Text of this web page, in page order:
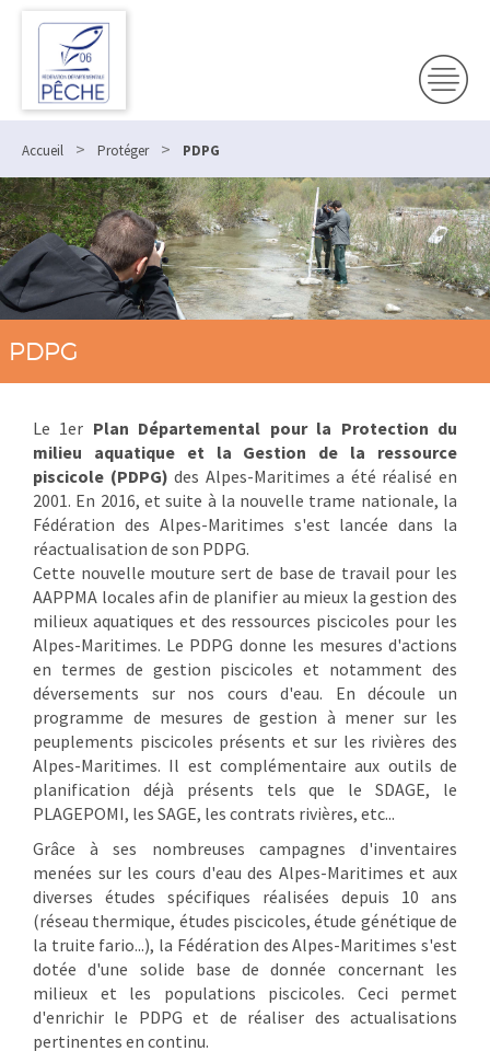
Accueil > Protéger > PDPG
PDPG
Le 1er Plan Départemental pour la Protection du
milieu aquatique et la Gestion de la ressource
piscicole (PDPG)des Alpes-Maritimes a été réalisé en
2001. En 2016, et suite à la nouvelle trame nationale, la
Fédération des Alpes-Maritimes s'est lancée dans la
réactualisation de son PDPG.
Cette nouvelle mouture sert de base de travail pour les
AAPPMA locales afin de planifier au mieux la gestion des
milieux aquatiques et des ressources piscicoles pour les
Alpes-Maritimes. Le PDPG donne les mesures d'actions
en termes de gestion piscicoles et notamment des
déversements sur nos cours d'eau. En découle un
programme de mesures de gestion à mener sur les
peuplements piscicoles présents et sur les rivières des
Alpes-Maritimes. Il est complémentaire aux outils de
planification déjà présents tels que le SDAGE, le
PLAGEPOMI, les SAGE, les contrats rivières, etc...
Grâce à ses nombreuses campagnes d'inventaires
menées sur les cours d'eau des Alpes-Maritimes et aux
diverses études spécifiques réalisées depuis 10 ans
(réseau thermique, études piscicoles, étude génétique de
la truite fario...), la Fédération des Alpes-Maritimes s'est
dotée d'une solide base de donnée concernant les
milieux et les populations piscicoles. Ceci permet
d'enrichir le PDPG et de réaliser des actualisations
pertinentes en continu.